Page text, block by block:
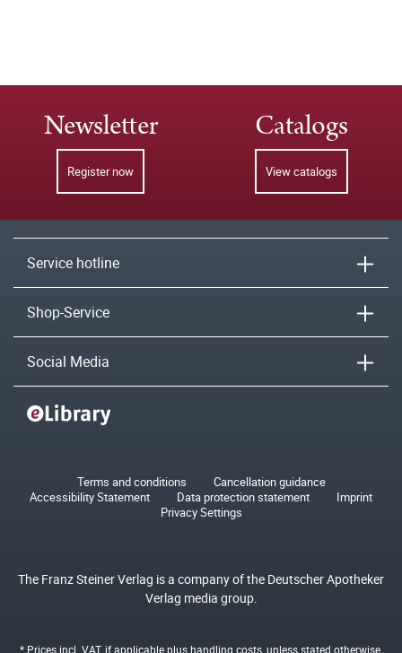
Newsletter
Register now
Catalogs
View catalogs
Service hotline
Shop-Service
Social Media
Terms and conditions
Cancellation guidance
Accessibility Statement
Data protection statement
Imprint
Privacy Settings
The Franz Steiner Verlag is a company of the Deutscher Apotheker
Verlag media group.
* Prices incl. VAT, if applicable plushandling costs, unless stated otherwise.